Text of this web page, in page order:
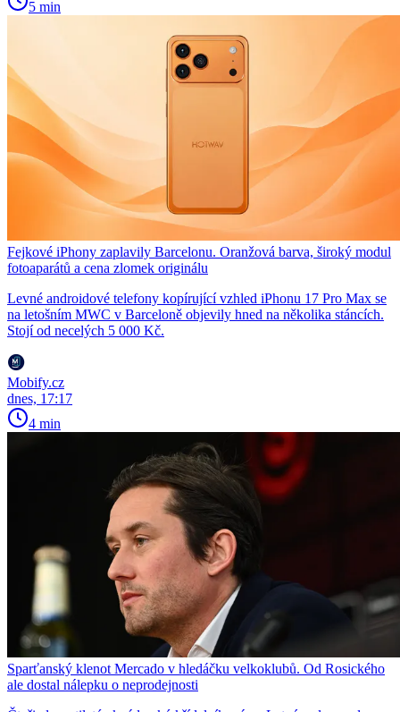
5 min
Fejkové iPhony zaplavily Barcelonu. Oranžová barva, široký modul
fotoaparátů a cena zlomek originálu
Levné androidové telefony kopírující vzhled iPhonu 17 Pro Max se
na letošním MWC v Barceloně objevily hned na několika stáncích.
Stojí od necelých 5 000 Kč.
Mobify.cz
dnes, 17:17
4 min
Sparťanský klenot Mercado v hledáčku velkoklubů. Od Rosického
ale dostal nálepku o neprodejnosti